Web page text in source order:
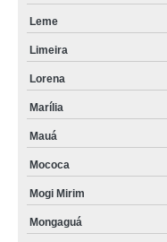
Leme
Limeira
Lorena
Marília
Mauá
Mococa
Mogi Mirim
Mongaguá